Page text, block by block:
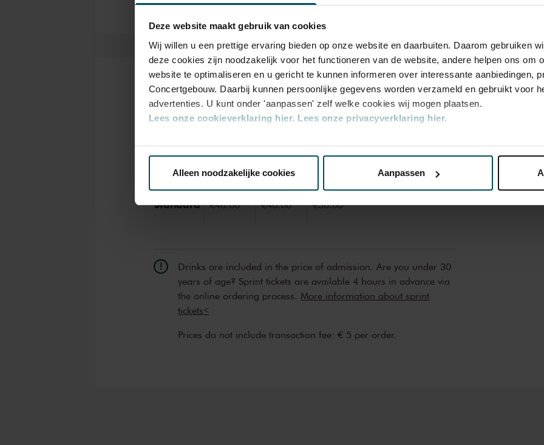
Deze website maakt gebruik van cookies
Wij willen u een prettige ervaring bieden op onze website en daarbuiten. Daarom gebruiken
deze cookies zijn noodzakelijk voor het functioneren van de website, andere helpen ons om
website te optimaliseren en u gericht te kunnen informeren over interessante aanbiedingen,
Concertgebouw. Daarbij kunnen persoonlijke gegevens worden verzameld en gebruikt voor
advertenties. U kunt onder 'aanpassen' zelf welke cookies wij mogen plaatsen.
Lees onze cookieverklaring hier. Lees onze privacyverklaring hier.
Via decookieverklaringop onze website kunt u uw toestemming op elk moment wijzigen of
We werken samen met32 derdendie uw gegevens kunnen ontvangen en verwerken.
Alleen noodzakelijke cookies Aanpassen
Tickets
Category
1+
Category
1
Category
2
Standard €48.00 €40.00 €36.00
Drinks are included in the price of admission. Are you under 30
years of age? Sprint tickets are available 4 hours in advance via
the online ordering process. More information about sprint
tickets<
Prices do not include transaction fee: € 5 per order.